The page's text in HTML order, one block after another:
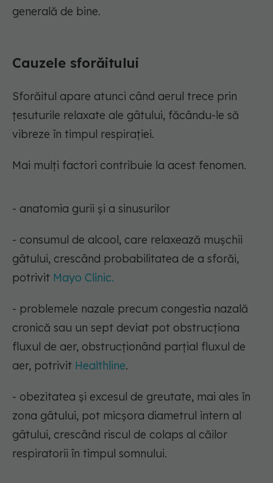
generală de bine.
Cauzele sforăitului
Sforăitul apare atunci când aerul trece prin
țesuturile relaxate ale gâtului, făcându-le să
vibreze în timpul respirației.
Mai mulți factori contribuie la acest fenomen.
- anatomia gurii și a sinusurilor
- consumul de alcool, care relaxează mușchii
gâtului, crescând probabilitatea de a sforăi,
potrivit Mayo Clinic.
- problemele nazale precum congestia nazală
cronică sau un sept deviat pot obstrucționa
fluxul de aer, obstrucționând parțial fluxul de
aer, potrivit Healthline.
- obezitatea și excesul de greutate, mai ales în
zona gâtului, pot micșora diametrul intern al
gâtului, crescând riscul de colaps al căilor
respiratorii în timpul somnului.